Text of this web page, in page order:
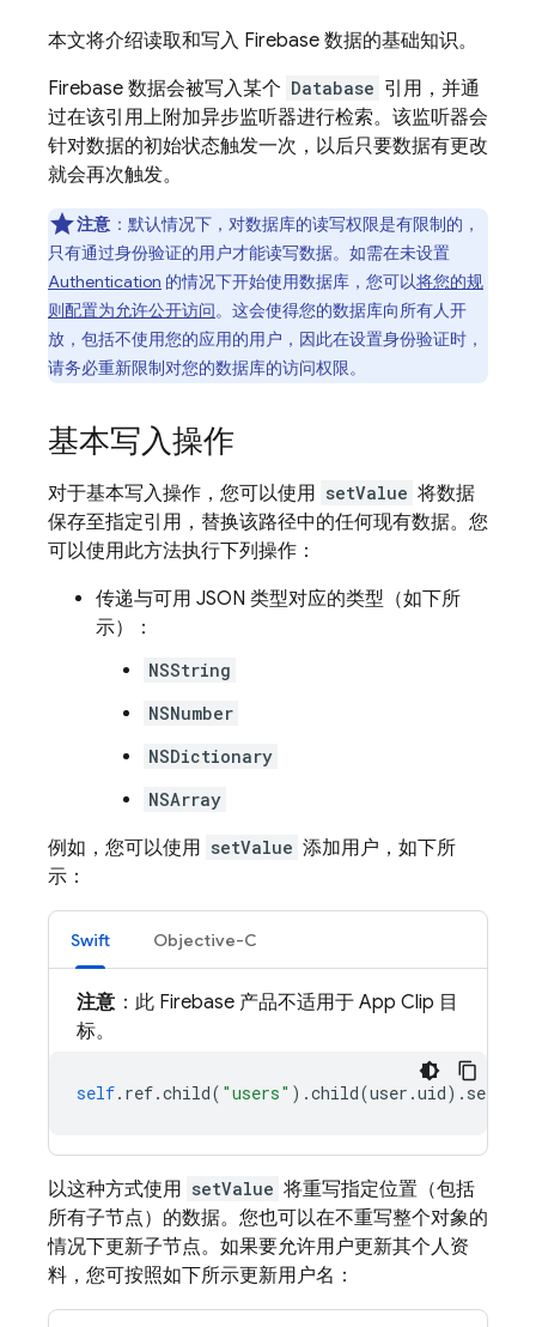
本文将介绍读取和写入 Firebase 数据的基础知识。
Firebase 数据会被写入某个 Database 引用，并通
过在该引用上附加异步监听器进行检索。该监听器会
针对数据的初始状态触发一次，以后只要数据有更改
就会再次触发。
注意 ： 默认情况下，对数据库的读写权限是有限制的，
只有通过身份验证的用户才能读写数据。如需在未设置
Authentication 的情况下开始使用数据库，您可以将您的规
则配置为允许公开访问。这会使得您的数据库向所有人开
放，包括不使用您的应用的用户，因此在设置身份验证时，
请务必重新限制对您的数据库的访问权限。
基本写入操作
对于基本写入操作，您可以使用 setValue 将数据
保存至指定引用，替换该路径中的任何现有数据。您
可以使用此方法执行下列操作：
传递与可用 JSON 类型对应的类型（如下所
示）：
NSString
NSNumber
NSDictionary
NSArray
例如，您可以使用 setValue 添加用户，如下所
示：
Swift Objective-C
注意：此 Firebase 产品不适用于 App Clip 目
标。
self. ref.child( "users" ).child(user .uid).
以这种方式使用 setValue 将重写指定位置（包括
所有子节点）的数据。您也可以在不重写整个对象的
情况下更新子节点。如果要允许用户更新其个人资
料，您可按照如下所示更新用户名：